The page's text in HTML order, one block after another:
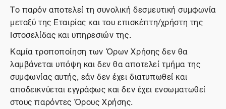
Το παρόν αποτελεί τη συνολική δεσμευτική συμφωνία
μεταξύ της Εταιρίας και του επισκέπτη/χρήστη της
Ιστοσελίδας και υπηρεσιών της.
Καμία τροποποίηση των Όρων Χρήσης δεν θα
λαμβάνεται υπόψη και δεν θα αποτελεί τμήμα της
συμφωνίας αυτής, εάν δεν έχει διατυπωθεί και
αποδεικνύεται εγγράφως και δεν έχει ενσωματωθεί
στους παρόντες Όρους Χρήσης.